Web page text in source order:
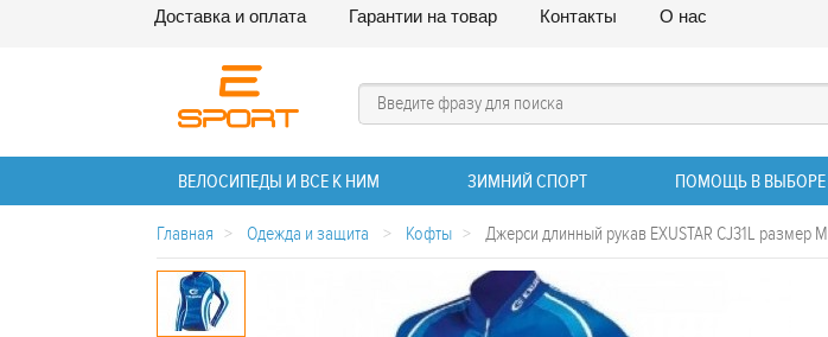
Доставка и оплата Гарантии на товар Контакты О нас
ВЕЛОСИПЕДЫ И ВСЕ К НИМ ЗИМНИЙ СПОРТ ПОМОЩЬ В ВЫБОРЕ
Главная > Одежда и защита > Кофты > Джерси длинный рукав EXUSTAR CJ31L размер M